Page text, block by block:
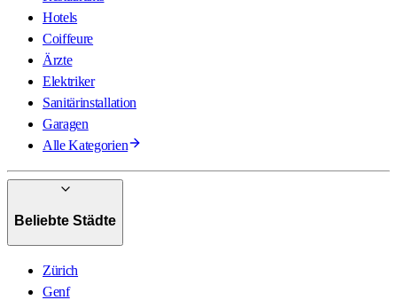
Hotels
Coiffeure
Ärzte
Elektriker
Sanitärinstallation
Garagen
Alle Kategorien
Beliebte Städte
Zürich
Genf